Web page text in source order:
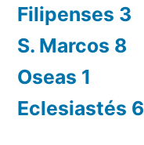
Filipenses 3
S. Marcos 8
Oseas 1
Eclesiastés 6